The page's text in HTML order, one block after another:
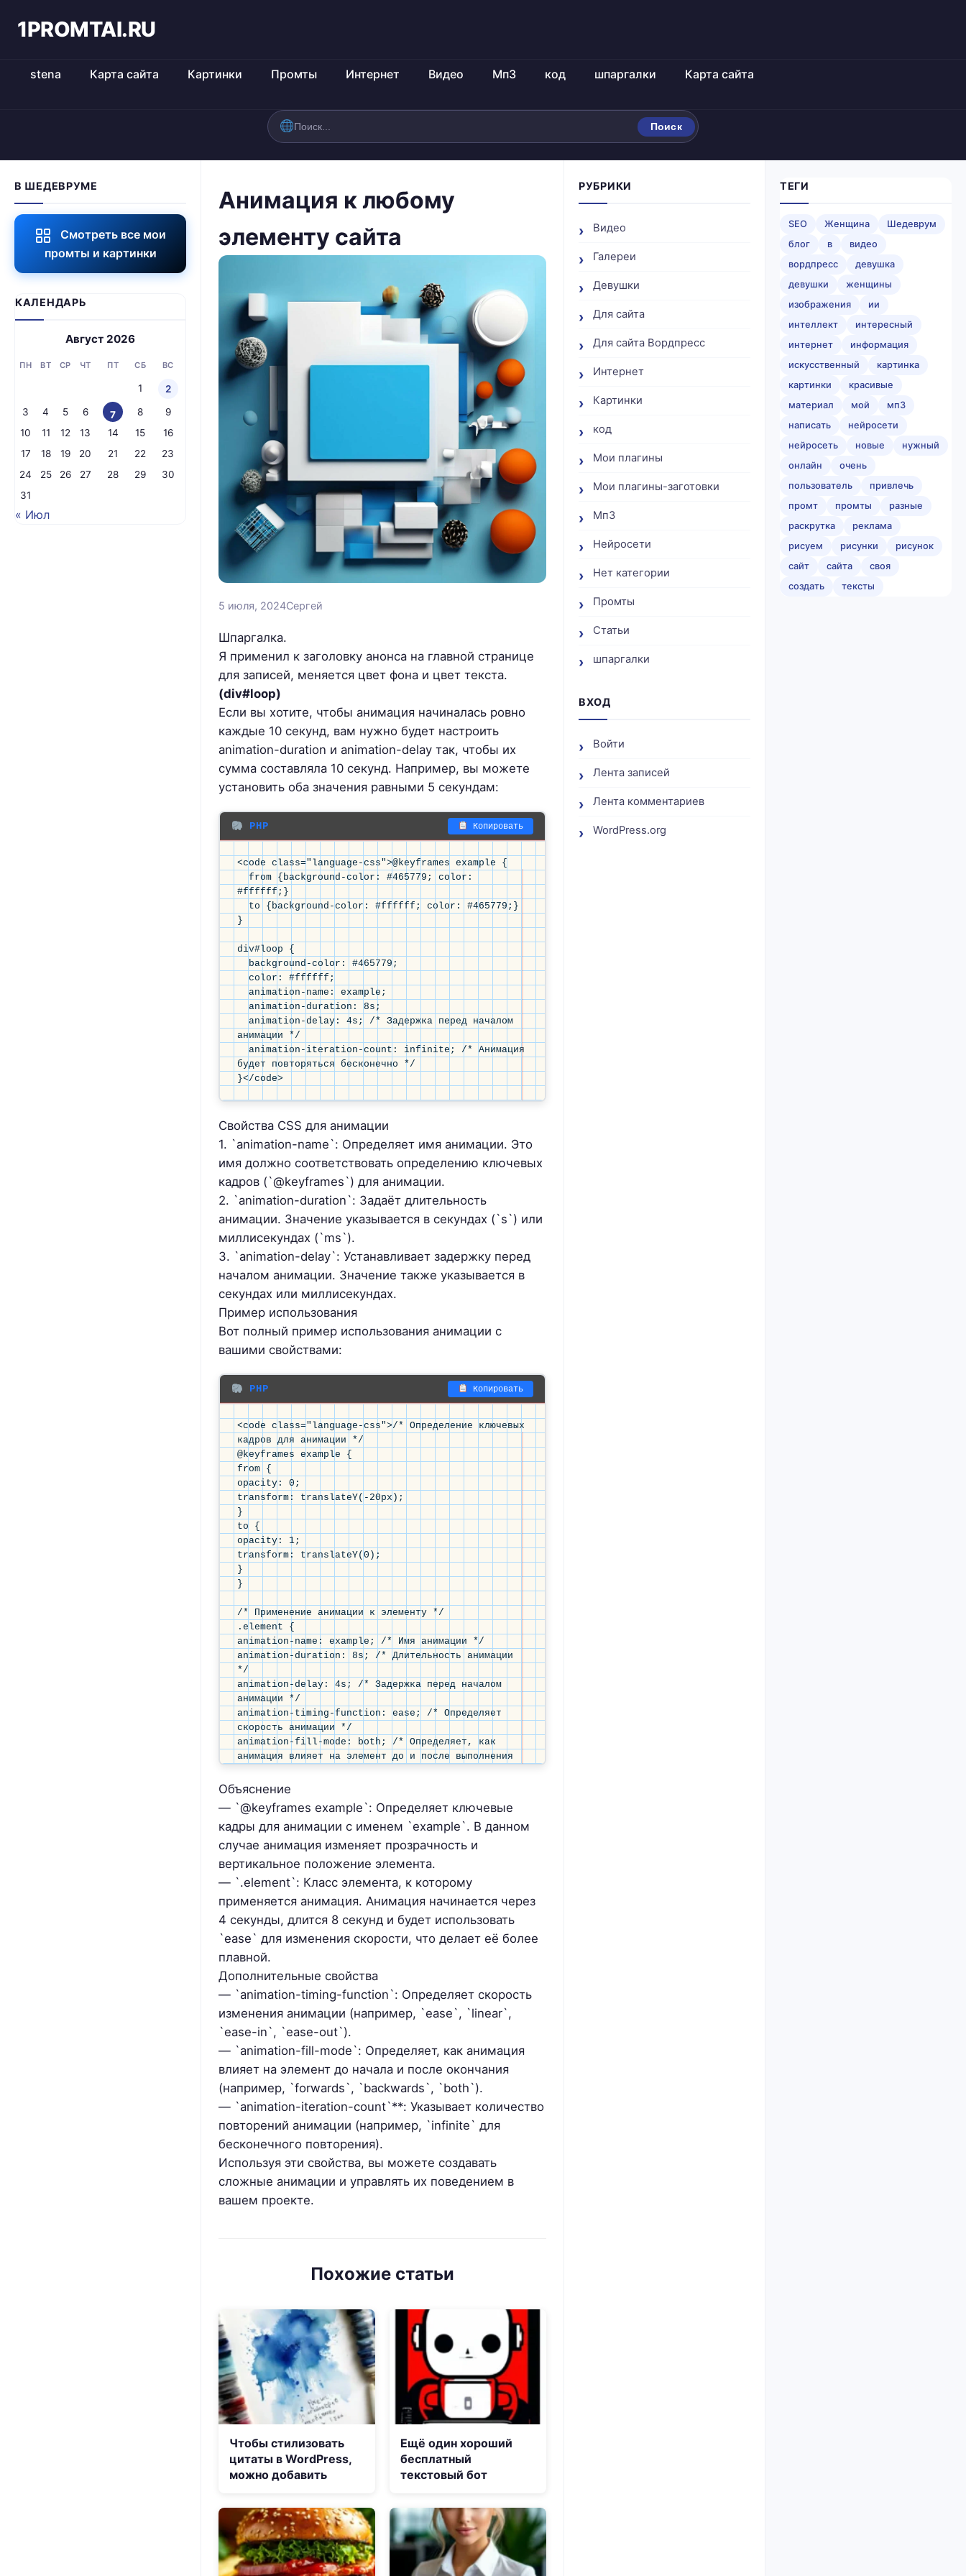
1PROMTAI.RU
stena Карта сайта Картинки Промты Интернет Видео Мп3 код шпаргалки Карта сайта
Поиск
В ШЕДЕВРУМЕ
Смотреть все мои
промты и картинки
КАЛЕНДАРЬ
Август 2026
ПН ВТ СР ЧТ ПТ СБ ВС
1
2
3
4 5 6 7 8
9
10
11 12 13 14 15
16
17
18 19 20 21 22
23
24
25 26 27 28 29
30
31
« Июл
Анимация к любому
элементу сайта
5 июля, 2024Сергей
Шпаргалка.
Я применил к заголовку анонса на главной странице
для записей, меняется цвет фона и цвет текста.
(div#loop)
Если вы хотите, чтобы анимация начиналась ровно
каждые 10 секунд, вам нужно будет настроить
animation-duration и animation-delay так, чтобы их
сумма составляла 10 секунд. Например, вы можете
установить оба значения равными 5 секундам:
PHP Копировать
<code class="language-css">@keyframes example {
#ffffff;}
}
div#loop {
анимации */
будет повторяться бесконечно */
}</code>
Свойства CSS для анимации
1. `animation-name`: Определяет имя анимации. Это
имя должно соответствовать определению ключевых
кадров (`@keyframes`) для анимации.
2. `animation-duration`: Задаёт длительность
анимации. Значение указывается в секундах (`s`) или
миллисекундах (`ms`).
3. `animation-delay`: Устанавливает задержку перед
началом анимации. Значение также указывается в
секундах или миллисекундах.
Пример использования
Вот полный пример использования анимации с
вашими свойствами:
PHP Копировать
<code class="language-css">/* Определение ключевых
кадров для анимации */
@keyframes example {
from {
opacity: 0;
transform: translateY(-20px);
}
to {
opacity: 1;
transform: translateY(0);
}
}
/* Применение анимации к элементу */
.element {
animation-name: example; /* Имя анимации */
animation-duration: 8s; /* Длительность анимации
*/
animation-delay: 4s; /* Задержка перед началом
анимации */
animation-timing-function: ease; /* Определяет
скорость анимации */
animation-fill-mode: both; /* Определяет, как
анимация влияет на элемент до и после выполнения
}</code>
Объяснение
— `@keyframes example`: Определяет ключевые
кадры для анимации с именем `example`. В данном
случае анимация изменяет прозрачность и
вертикальное положение элемента.
— `.element`: Класс элемента, к которому
применяется анимация. Анимация начинается через
4 секунды, длится 8 секунд и будет использовать
`ease` для изменения скорости, что делает её более
плавной.
Дополнительные свойства
— `animation-timing-function`: Определяет скорость
изменения анимации (например, `ease`, `linear`,
`ease-in`, `ease-out`).
— `animation-fill-mode`: Определяет, как анимация
влияет на элемент до начала и после окончания
(например, `forwards`, `backwards`, `both`).
— `animation-iteration-count`**: Указывает количество
повторений анимации (например, `infinite` для
бесконечного повторения).
Используя эти свойства, вы можете создавать
сложные анимации и управлять их поведением в
вашем проекте.
Похожие статьи
Чтобы стилизовать
цитаты в WordPress,
можно добавить
Ещё один хороший
бесплатный
текстовый бот
РУБРИКИ
Видео
Галереи
Девушки
Для сайта
Для сайта Вордпресс
Интернет
Картинки
код
Мои плагины
Мои плагины-заготовки
Мп3
Нейросети
Нет категории
Промты
Статьи
шпаргалки
ВХОД
Войти
Лента записей
Лента комментариев
WordPress.org
ТЕГИ
SEO Женщина
Шедеврум
блог
в
видео
вордпресс
девушка
девушки
женщины
изображения
ии
интеллект
интересный
интернет
информация
искусственный
картинка
картинки
красивые
материал
мой
мп3
написать
нейросети
нейросеть
новые
нужный
онлайн
очень
пользователь
привлечь
промт
промты
разные
раскрутка
реклама
рисуем
рисунки
рисунок
сайт
сайта
своя
создать
тексты